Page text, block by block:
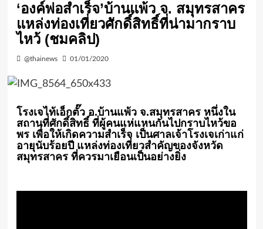
‘องค์พ่อสำเร็จ’บ้านแพ้ว จ. สมุทรสาคร
แหล่งท่องเที่ยวศักดิ์สิทธิ์ที่น่ามากราบ
ไหว้ (ชมคลิป)
@thainews 01/01/2020
โรงเจไท้เอ็กตั๊ว อ.บ้านแพ้ว จ.สมุทรสาคร หนึ่งใน
สถานที่ศักดิ์สิทธิ์ ที่ผู้คนแห่แหนกันไปกราบไหว้ขอ
พร เพื่อให้เกิดความสำเร็จ เป็นศาลเจ้าโรงเจเก่าแก่
อายุนับร้อยปี แหล่งท่องเที่ยวสำคัญของจังหวัด
สมุทรสาคร ที่ควรมาเยือนเป็นอย่างยิ่ง